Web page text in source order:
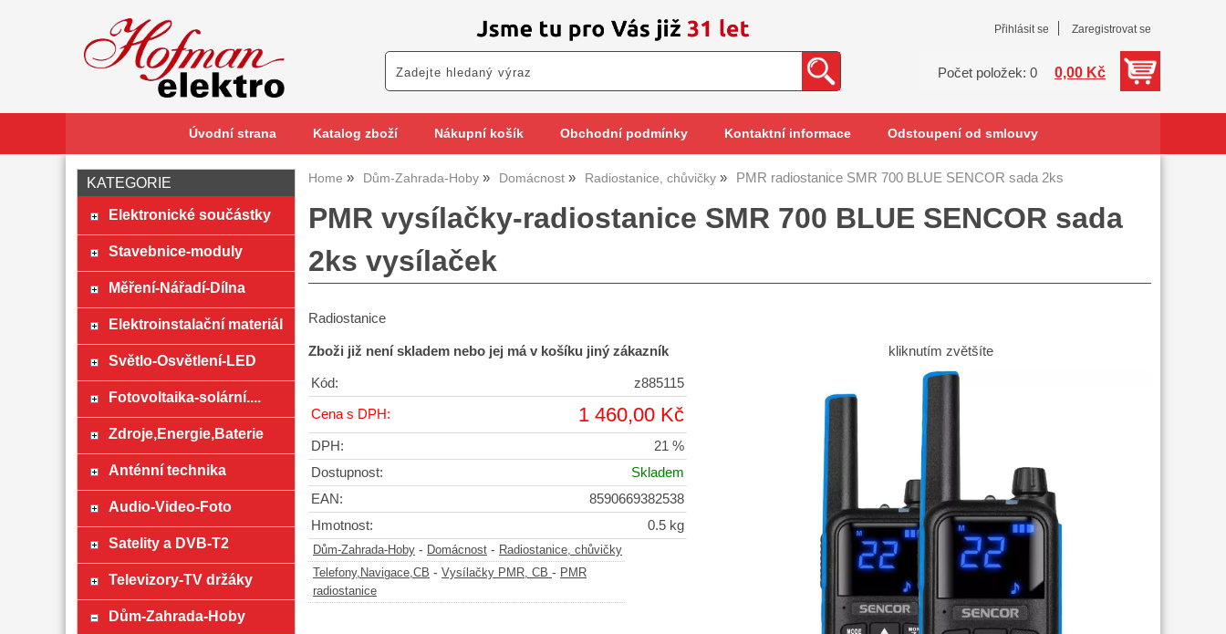
Přihlásit se Zaregistrovat se
Počet položek: 0 0,00 Kč
Úvodní strana Katalog zboží Nákupní košík Obchodní podmínky Kontaktní informace Odstoupení od smlouvy
Home Dům-Zahrada-Hoby Domácnost Radiostanice, chůvičky PMR radiostanice SMR 700 BLUE SENCOR sada 2ks
PMR vysílačky-radiostanice SMR 700 BLUE SENCOR sada
2ks vysílaček
Radiostanice
kliknutím zvětšíte
Zboži již není skladem nebo jej má v košíku jiný zákazník
Kód: z885115
Cena s DPH: 1 460,00 Kč
DPH:
21 %
Dostupnost:
Skladem
EAN:
8590669382538
Hmotnost:
0.5 kg
Dům-Zahrada-Hoby - Domácnost - Radiostanice, chůvičky
Telefony,Navigace,CB - Vysílačky PMR, CB - PMR
radiostanice
KATEGORIE
Elektronické součástky
Stavebnice-moduly
Měření-Nářadí-Dílna
Elektroinstalační materiál
Světlo-Osvětlení-LED
Fotovoltaika-solární....
Zdroje,Energie,Baterie
Anténní technika
Audio-Video-Foto
Satelity a DVB-T2
Televizory-TV držáky
Dům-Zahrada-Hoby